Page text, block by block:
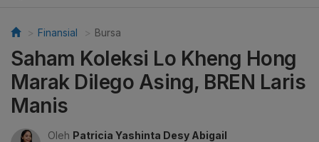
Finansial Bursa
Saham Koleksi Lo Kheng Hong
Marak Dilego Asing, BREN Laris
Manis
Oleh Patricia Yashinta Desy Abigail